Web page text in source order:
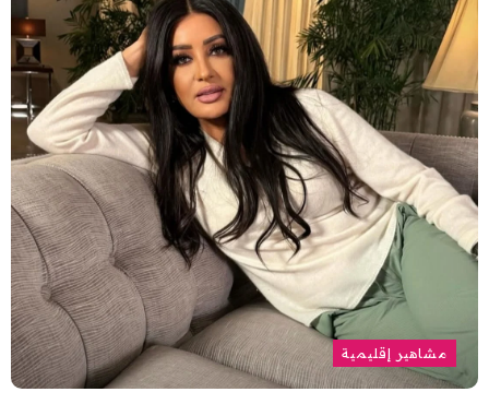
مشاهير إقليمية